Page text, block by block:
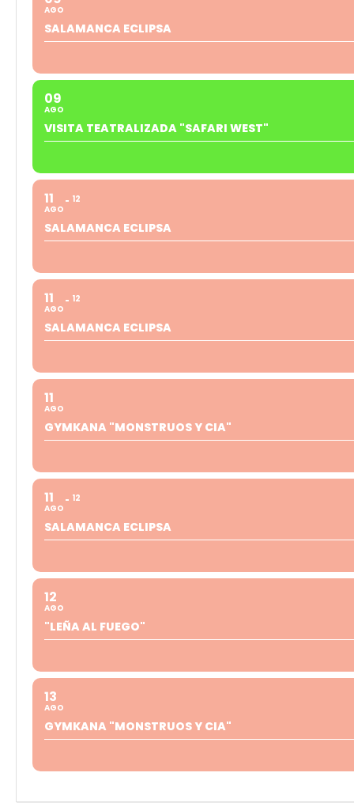
AGO
SALAMANCA ECLIPSA
09
AGO
VISITA TEATRALIZADA "SAFARI WEST"
11
AGO
12
SALAMANCA ECLIPSA
11
AGO
12
SALAMANCA ECLIPSA
11
AGO
GYMKANA "MONSTRUOS Y CIA"
11
AGO
12
SALAMANCA ECLIPSA
12
AGO
"LEÑA AL FUEGO"
13
AGO
GYMKANA "MONSTRUOS Y CIA"